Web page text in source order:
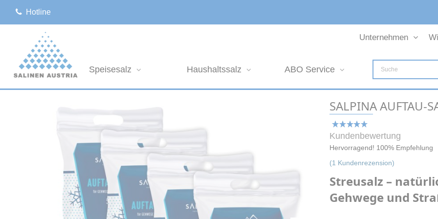
Hotline
Unternehmen
Speisesalz Haushaltssalz ABO Service
SALPINA AUFTAU-
Kundenbewertung
Hervorragend! 100% Empfehlung
(1 Kundenrezension)
Streusalz –
Gehwege und